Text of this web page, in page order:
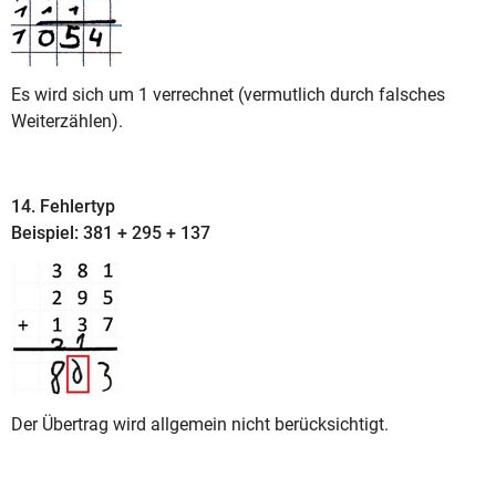
Es wird sich um 1 verrechnet (vermutlich durch falsches
Weiterzählen).
14. Fehlertyp
Beispiel: 381 + 295 + 137
Der Übertrag wird allgemein nicht berücksichtigt.